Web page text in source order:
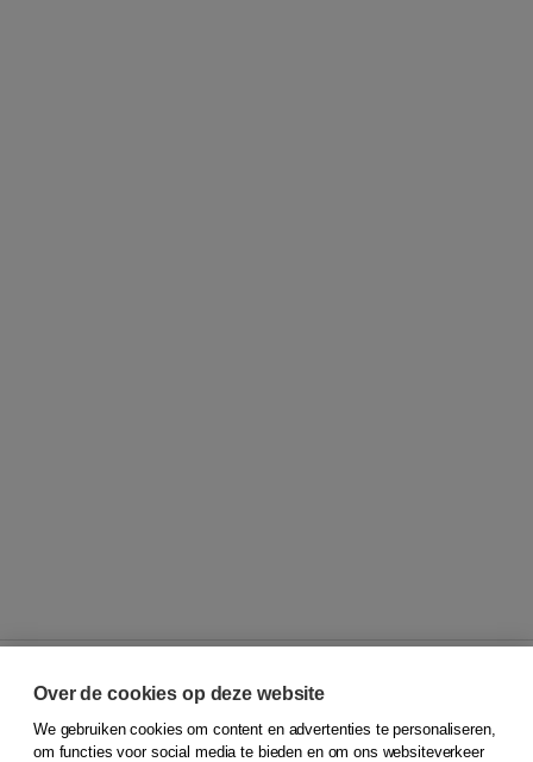
© 2026Koninklijke Boom uitgevers
Over de cookies op deze website
We gebruiken cookies om content en advertenties te personaliseren,
om functies voor social media te bieden en om ons websiteverkeer